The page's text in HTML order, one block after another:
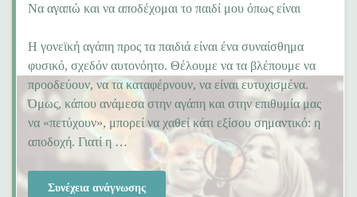
Να αγαπώ και να αποδέχομαι το παιδί μου όπως είναι
Η γονεϊκή αγάπη προς τα παιδιά είναι ένα συναίσθημα
φυσικό, σχεδόν αυτονόητο. Θέλουμε να τα βλέπουμε να
προοδεύουν, να τα καταφέρνουν, να είναι ευτυχισμένα.
Όμως, κάπου ανάμεσα στην αγάπη και στην επιθυμία μας
να «πετύχουν», μπορεί να χαθεί κάτι εξίσου σημαντικό: η
αποδοχή. Γιατί η …
Συνέχεια ανάγνωσης